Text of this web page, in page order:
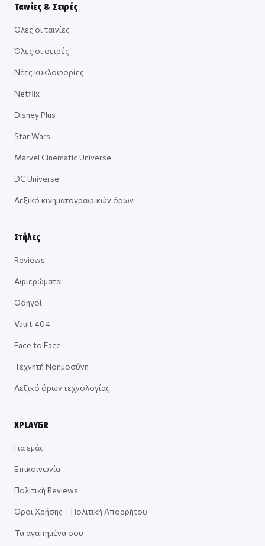
Ταινίες & Σειρές
Όλες οι ταινίες
Όλες οι σειρές
Νέες κυκλοφορίες
Netflix
Disney Plus
Star Wars
Marvel Cinematic Universe
DC Universe
Λεξικό κινηματογραφικών όρων
Στήλες
Reviews
Αφιερώματα
Οδηγοί
Vault 404
Face to Face
Τεχνητή Νοημοσύνη
Λεξικό όρων τεχνολογίας
XPLAYGR
Για εμάς
Επικοινωνία
Πολιτική Reviews
Όροι Χρήσης – Πολιτική Απορρήτου
Τα αγαπημένα σου